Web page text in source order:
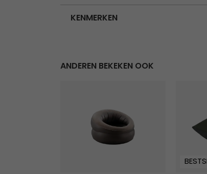
KENMERKEN
ANDEREN BEKEKEN OOK